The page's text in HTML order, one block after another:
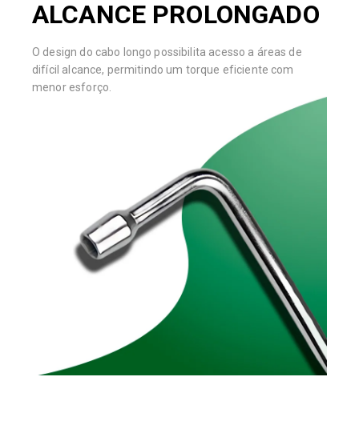
ALCANCE PROLONGADO
O design do cabo longo possibilita acesso a áreas de
difícil alcance, permitindo um torque eficiente com
menor esforço.